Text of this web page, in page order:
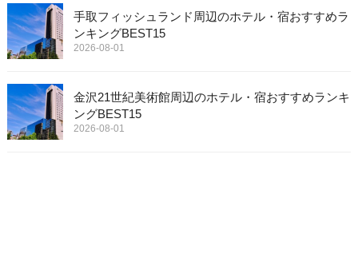
手取フィッシュランド周辺のホテル・宿おすすめラ
ンキングBEST15
2026-08-01
金沢21世紀美術館周辺のホテル・宿おすすめランキ
ングBEST15
2026-08-01